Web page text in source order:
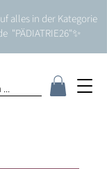
alles in der Kategorie
"PÄDIATRIE26"✨